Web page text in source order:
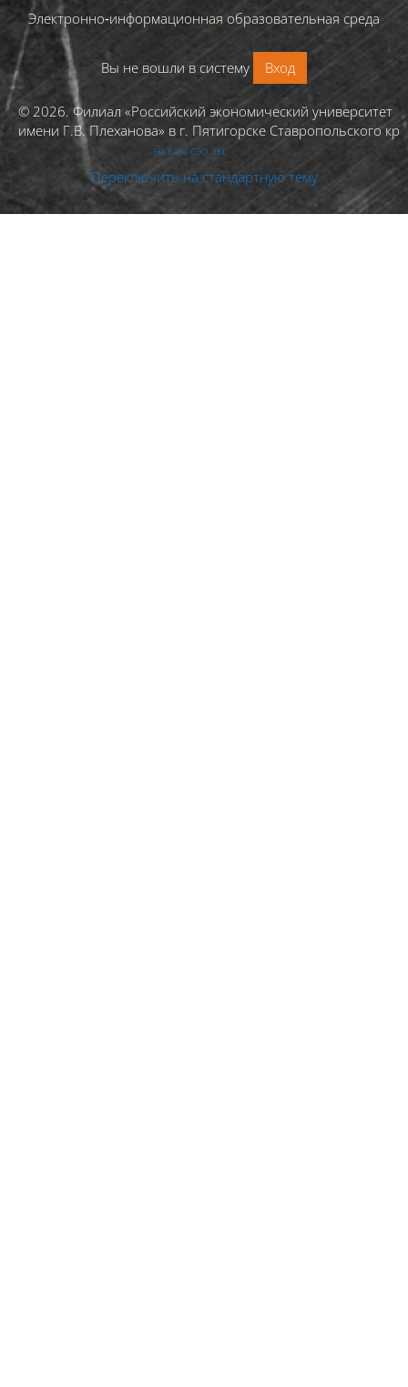
Электронно‑информационная образовательная среда
Вы не вошли в систему Вход
© 2026. Филиал «Российский экономический университет
имени Г.В. Плеханова» в г. Пятигорске Ставропольского
На базе СЭО 3KL
Переключить на стандартную тему